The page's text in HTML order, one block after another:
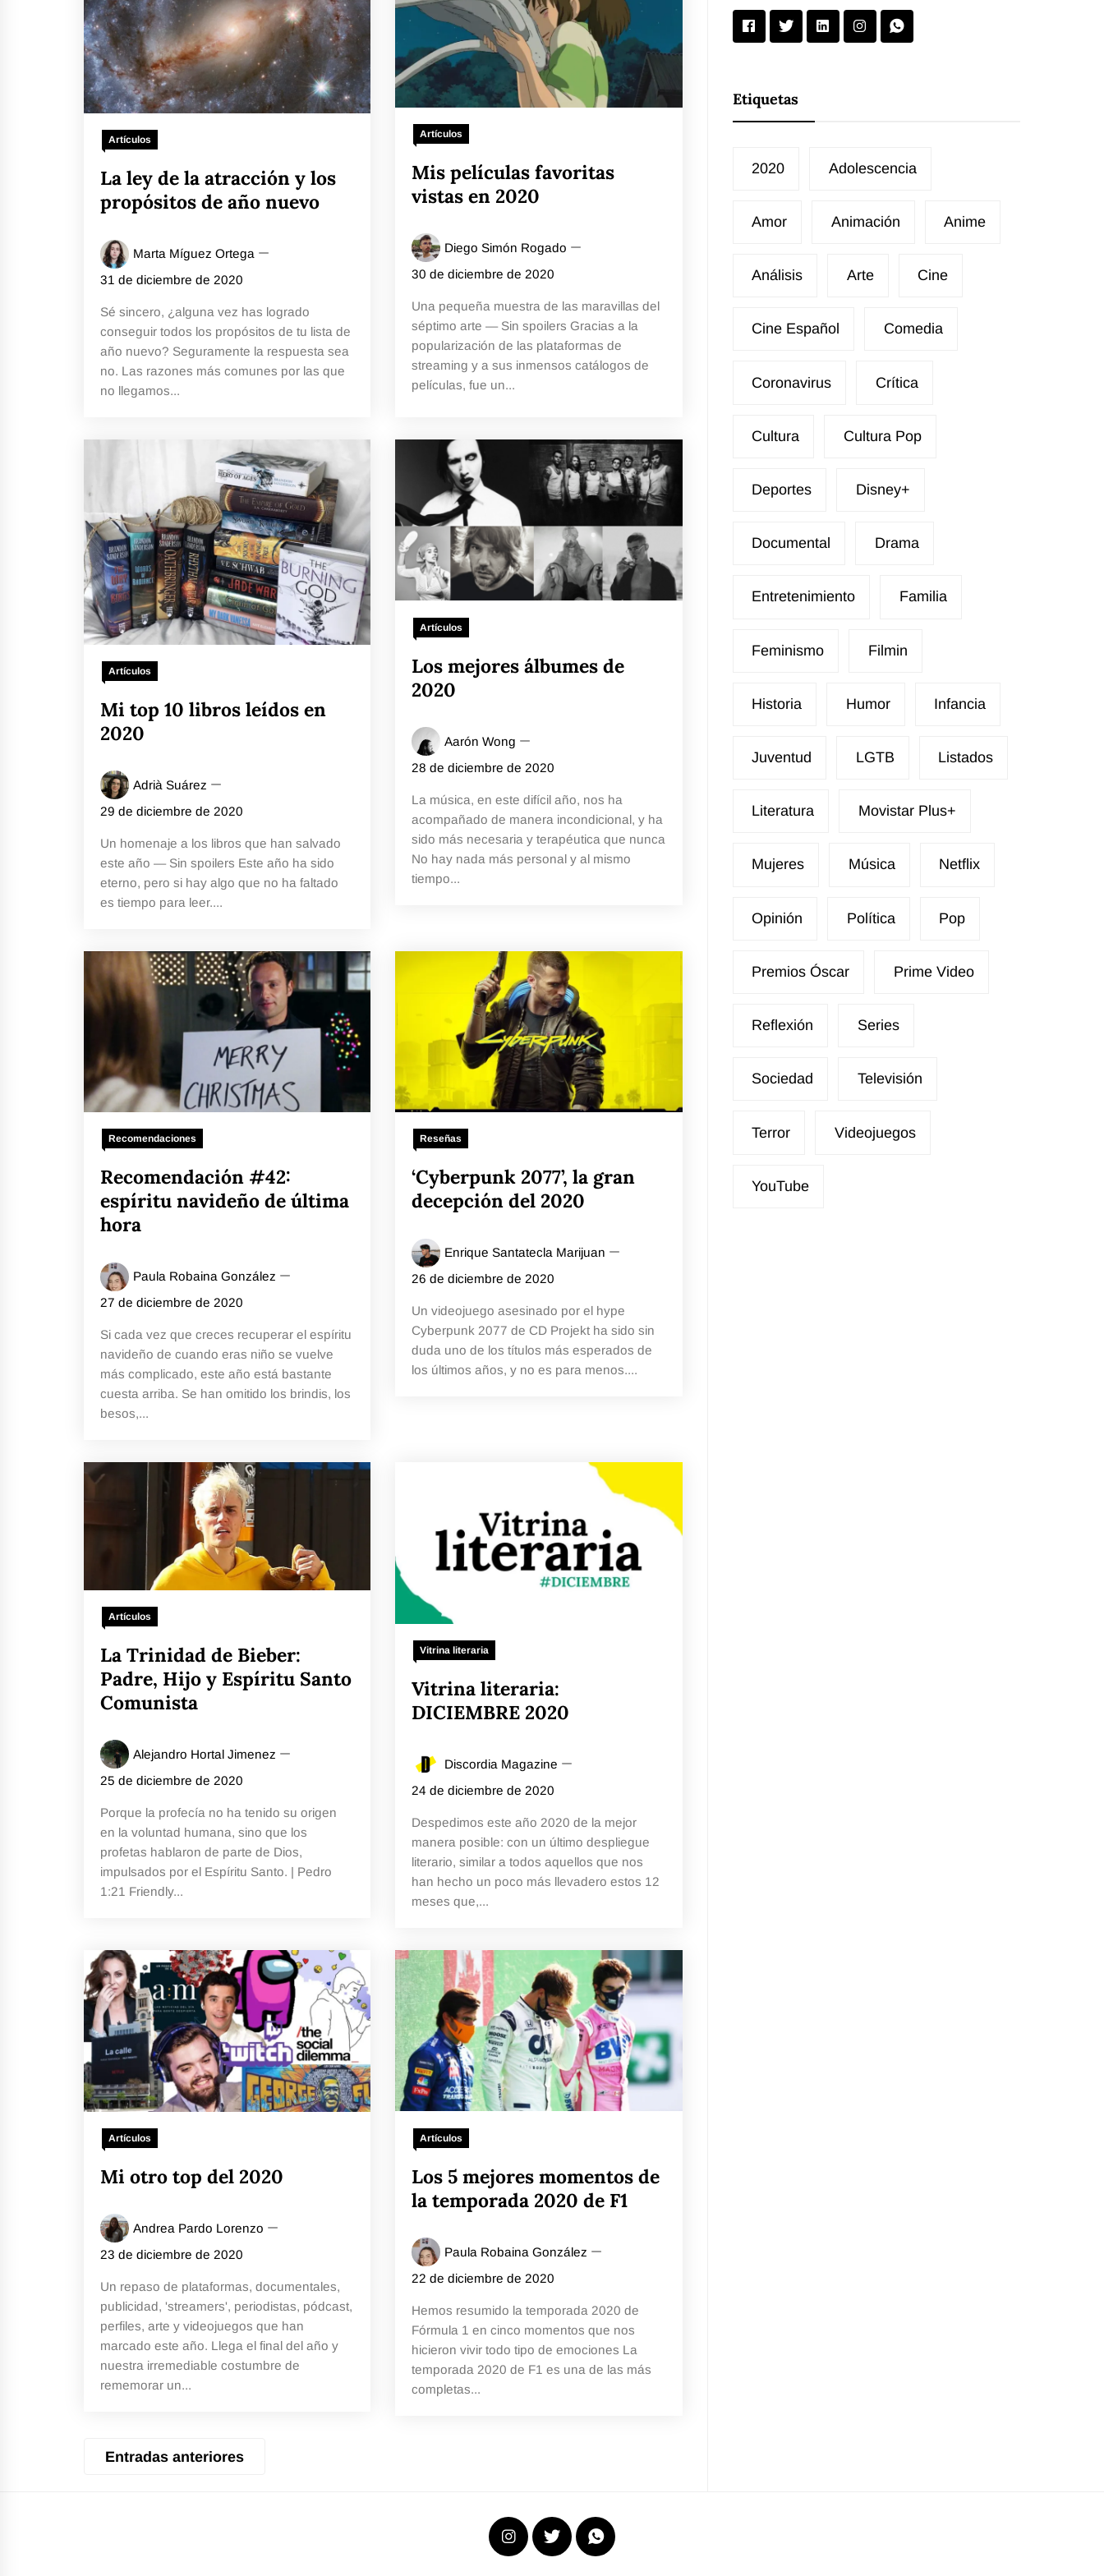
Artículos
La ley de la atracción y los
propósitos de año nuevo
Marta Míguez Ortega
31 de diciembre de 2020
Sé sincero, ¿alguna vez has logrado
conseguir todos los propósitos de tu lista de
año nuevo? Seguramente la respuesta sea
no. Las razones más comunes por las que
no llegamos...
Artículos
Mis películas favoritas
vistas en 2020
Diego Simón Rogado
30 de diciembre de 2020
Una pequeña muestra de las maravillas del
séptimo arte — Sin spoilers Gracias a la
popularización de las plataformas de
streaming y a sus inmensos catálogos de
películas, fue un...
Artículos
Mi top 10 libros leídos en
2020
Adrià Suárez
29 de diciembre de 2020
Un homenaje a los libros que han salvado
este año — Sin spoilers Este año ha sido
eterno, pero si hay algo que no ha faltado
es tiempo para leer....
Artículos
Los mejores álbumes de
2020
Aarón Wong
28 de diciembre de 2020
La música, en este difícil año, nos ha
acompañado de manera incondicional, y ha
sido más necesaria y terapéutica que nunca
No hay nada más personal y al mismo
tiempo...
Recomendaciones
Recomendación #42:
espíritu navideño de última
hora
Paula Robaina González
27 de diciembre de 2020
Si cada vez que creces recuperar el espíritu
navideño de cuando eras niño se vuelve
más complicado, este año está bastante
cuesta arriba. Se han omitido los brindis, los
besos,...
Reseñas
‘Cyberpunk 2077’, la gran
decepción del 2020
Enrique Santatecla Marijuan
26 de diciembre de 2020
Un videojuego asesinado por el hype
Cyberpunk 2077 de CD Projekt ha sido sin
duda uno de los títulos más esperados de
los últimos años, y no es para menos....
Artículos
La Trinidad de Bieber:
Padre, Hijo y Espíritu Santo
Comunista
Alejandro Hortal Jimenez
25 de diciembre de 2020
Porque la profecía no ha tenido su origen
en la voluntad humana, sino que los
profetas hablaron de parte de Dios,
impulsados por el Espíritu Santo. | Pedro
1:21 Friendly...
Vitrina literaria
Vitrina literaria:
DICIEMBRE 2020
Discordia Magazine
24 de diciembre de 2020
Despedimos este año 2020 de la mejor
manera posible: con un último despliegue
literario, similar a todos aquellos que nos
han hecho un poco más llevadero estos 12
meses que,...
Artículos
Mi otro top del 2020
Andrea Pardo Lorenzo
23 de diciembre de 2020
Un repaso de plataformas, documentales,
publicidad, 'streamers', periodistas, pódcast,
perfiles, arte y videojuegos que han
marcado este año. Llega el final del año y
nuestra irremediable costumbre de
rememorar un...
Artículos
Los 5 mejores momentos de
la temporada 2020 de F1
Paula Robaina González
22 de diciembre de 2020
Hemos resumido la temporada 2020 de
Fórmula 1 en cinco momentos que nos
hicieron vivir todo tipo de emociones La
temporada 2020 de F1 es una de las más
completas...
Navegación
Entradas anteriores
Etiquetas
2020 Adolescencia
Amor Animación Anime
Análisis Arte Cine
Cine Español Comedia
Coronavirus Crítica
Cultura Cultura Pop
Deportes Disney+
Documental Drama
Entretenimiento Familia
Feminismo Filmin
Historia Humor Infancia
Juventud LGTB Listados
Literatura Movistar Plus+
Mujeres Música Netflix
Opinión Política Pop
Premios Óscar Prime Video
Reflexión Series
Sociedad Televisión
Terror Videojuegos
YouTube
Instagram
X WhatsApp